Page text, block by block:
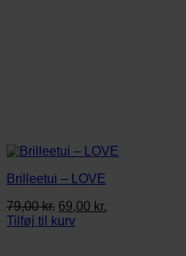
Brilleetui – LOVE
79,00kr. Den
oprindelige
69,00 kr.
Tilføj til kurv